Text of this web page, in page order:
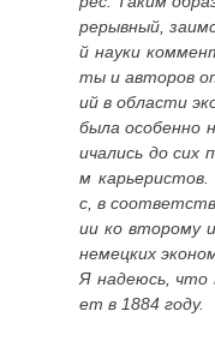
рерывный,
й науки
ты и авторов
ий в области
была особенно
ичались до сих
м
с, в
ии ко второму
немецких
Я надеюсь, что
ет в 1884 году.